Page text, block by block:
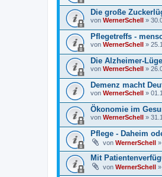
Die große
von WernerSchell »
Pflegetreffs -
von WernerSchell »
Die Alzheimer-
von WernerSchell »
Demenz macht
von WernerSchell »
Ökonomie im
von WernerSchell »
Pflege - Daheim
von WernerSchell
Mit
von WernerSchell